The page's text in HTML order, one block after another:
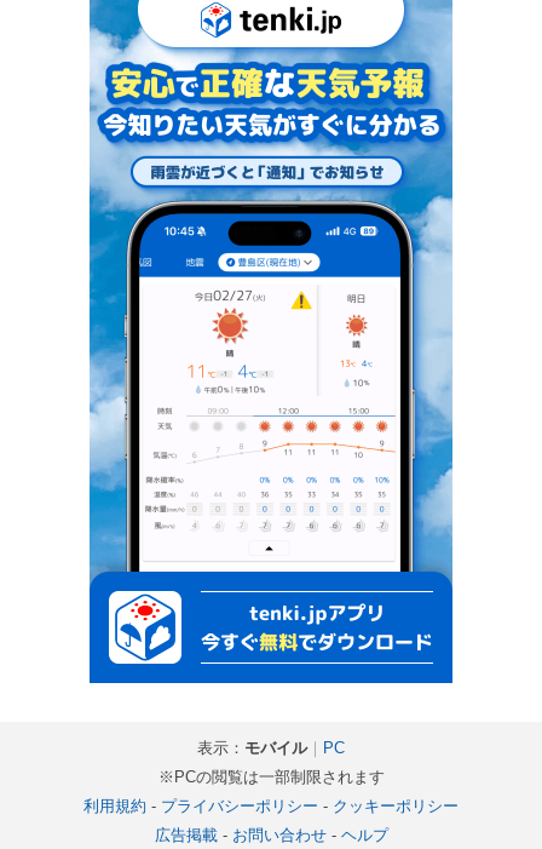
表示： モバイル｜ PC
※PCの閲覧は一部制限されます
利用規約 - プライバシーポリシー - クッキーポリシー
広告掲載- お問い合わせ- ヘルプ